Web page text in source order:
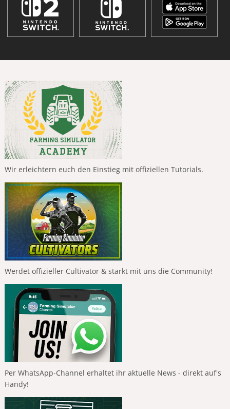
Wir erleichtern euch den Einstieg mit offiziellen Tutorials.
Werdet offizieller Cultivator & stärkt mit uns die Community!
Per WhatsApp-Channel erhaltet ihr aktuelle News - direkt auf's
Handy!